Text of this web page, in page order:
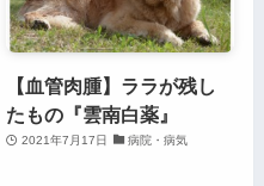
【血管肉腫】ララが残し
たもの『雲南白薬』
2021年7月17日 病院・病気